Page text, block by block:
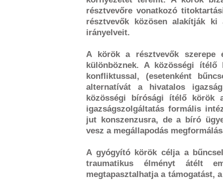
résztvevőre vonatkozó
résztvevők közösen alakítják ki
irányelveit.
A körök a résztvevők szerepe
különböznek. A közösségi
konfliktussal, (esetenként
alternatívát a hivatalos
közösségi bírósági ítélő körök
igazságszolgáltatás formális
jut konszenzusra, de a bíró
vesz a megállapodás
A gyógyító körök célja a
traumatikus élményt átélt
megtapasztalhatja a támogatást,